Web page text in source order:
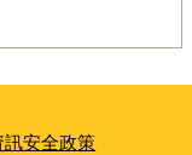
訊安全政策